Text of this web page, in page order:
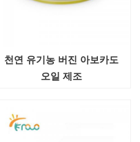
천연 유기농 버진 아보카도
오일 제조